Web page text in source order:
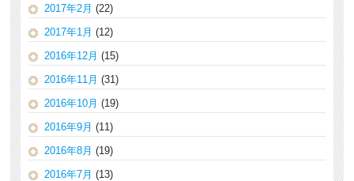
2017年2月 (22)
2017年1月 (12)
2016年12月 (15)
2016年11月 (31)
2016年10月 (19)
2016年9月 (11)
2016年8月 (19)
2016年7月 (13)